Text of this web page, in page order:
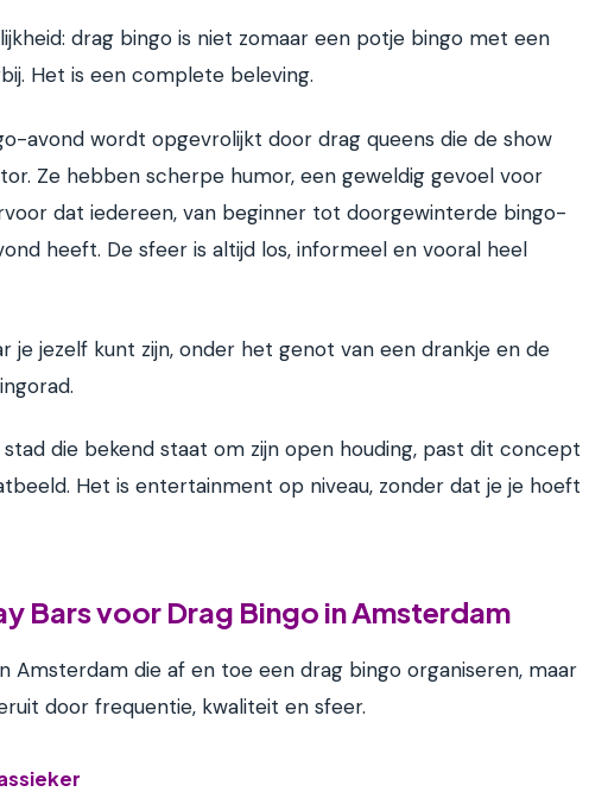
drag bingo is niet zomaar een potje bingo met een
Het is een complete beleving.
avond wordt opgevrolijkt door drag queens die de show
Ze hebben scherpe humor, een geweldig gevoel voor
dat iedereen, van beginner tot doorgewinterde bingo-
heeft. De sfeer is altijd los, informeel en vooral heel
je jezelf kunt zijn, onder het genot van een drankje en de
die bekend staat om zijn open houding, past dit concept
Het is entertainment op niveau, zonder dat je je hoeft
Bars voor Drag Bingo in Amsterdam
Amsterdam die af en toe een drag bingo organiseren, maar
door frequentie, kwaliteit en sfeer.